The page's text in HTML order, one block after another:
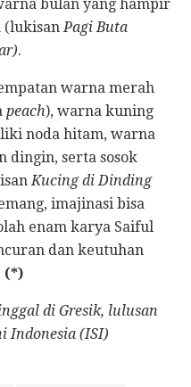
bulan yang hampir
(lukisanPagi Buta
.
warna merah
peach), warna kuning
noda hitam, warna
dingin, serta sosok
Kucing di Dinding
imajinasi bisa
enam karya Saiful
dan keutuhan
(*)
di Gresik, lulusan
Indonesia (ISI)